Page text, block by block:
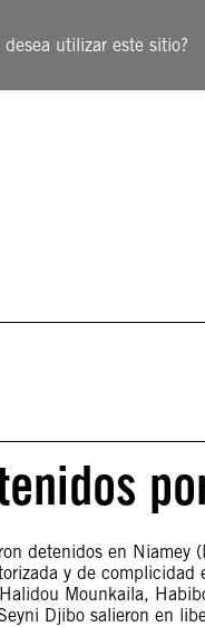
utilizar este sitio?
detenidos en Niamey
y de
Mounkaila,
Djibo salieron en